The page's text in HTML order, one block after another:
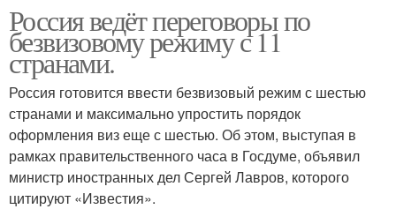
Россия ведёт переговоры по
безвизовому режиму с 11
странами.
Россия готовится ввести безвизовый режим с шестью
странами и максимально упростить порядок
оформления виз еще с шестью. Об этом, выступая в
рамках правительственного часа в Госдуме, объявил
министр иностранных дел Сергей Лавров, которого
цитируют «Известия».